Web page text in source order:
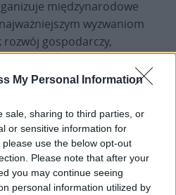
My Personal Information
sale, sharing to third parties, or
or sensitive information for
use the below opt-out
Please note that after your
you may continue seeing
personal information utilized by
międzynarodowe
wyzwaniom
rozwój gospodarczy,
etyka biznesu, ochrona
narodami.
nasz portal. Jesteśmy